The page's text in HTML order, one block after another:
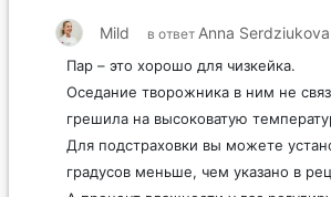
Mild в ответ Anna Serdziukova
Пар – это хорошо для чизкейка.
Оседание творожника в ним не
грешила на высоковатую
Для подстраховки вы можете
градусов меньше, чем указано в